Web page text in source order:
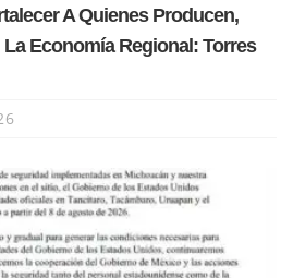
A Quienes Producen,
Economía Regional: Torres